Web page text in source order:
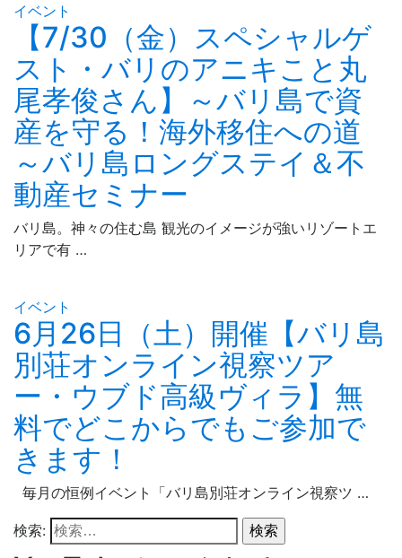
イベント
【7/30（金）スペシャルゲ
スト・バリのアニキこと丸
尾孝俊さん】～バリ島で資
産を守る！海外移住への道
～バリ島ロングステイ＆不
動産セミナー
バリ島。神々の住む島 観光のイメージが強いリゾートエ
リアで有 …
イベント
6月26日（土）開催【バリ島
別荘オンライン視察ツア
ー・ウブド高級ヴィラ】無
料でどこからでもご参加で
きます！
毎月の恒例イベント「バリ島別荘オンライン視察ツ …
検索: